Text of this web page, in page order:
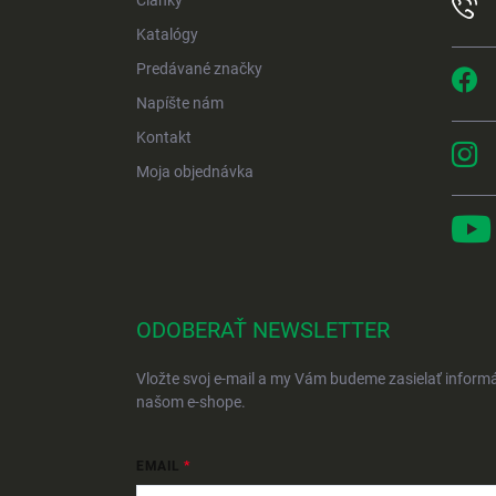
Katalógy
Predávané značky
Napíšte nám
Kontakt
Moja objednávka
ODOBERAŤ NEWSLETTER
Vložte svoj e-mail a my Vám budeme zasielať
našom e-shope.
EMAIL